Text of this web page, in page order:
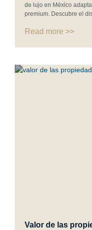
de lujo en México
premium. Descubre el
Read more >>
Valor de las